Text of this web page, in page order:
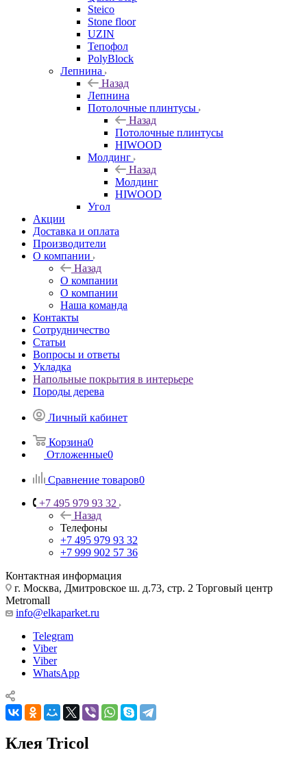
Steico
Stone floor
UZIN
Тепофол
PolyBlock
Лепнина
Назад
Лепнина
Потолочные плинтусы
Назад
Потолочные плинтусы
HIWOOD
Молдинг
Назад
Молдинг
HIWOOD
Угол
Акции
Доставка и оплата
Производители
О компании
Назад
О компании
О компании
Наша команда
Контакты
Сотрудничество
Статьи
Вопросы и ответы
Укладка
Напольные покрытия в интерьере
Породы дерева
Личный кабинет
Корзина0
Отложенные0
Сравнение товаров0
+7 495 979 93 32
Назад
Телефоны
+7 495 979 93 32
+7 999 902 57 36
Контактная информация
г. Москва, Дмитровское ш. д.73, стр. 2 Торговый центр
Metromall
info@elkaparket.ru
Telegram
Viber
Viber
WhatsApp
Клея Tricol